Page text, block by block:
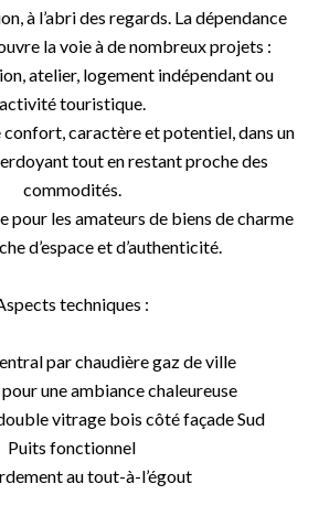
à l’abri des regards. La dépendance
la voie à de nombreux projets :
atelier, logement indépendant ou
activité touristique.
caractère et potentiel, dans un
tout en restant proche des
commodités.
pour les amateurs de biens de charme
d’espace et d’authenticité.
techniques :
par chaudière gaz de ville
une ambiance chaleureuse
vitrage bois côté façade Sud
Puits fonctionnel
au tout-à-l’égout